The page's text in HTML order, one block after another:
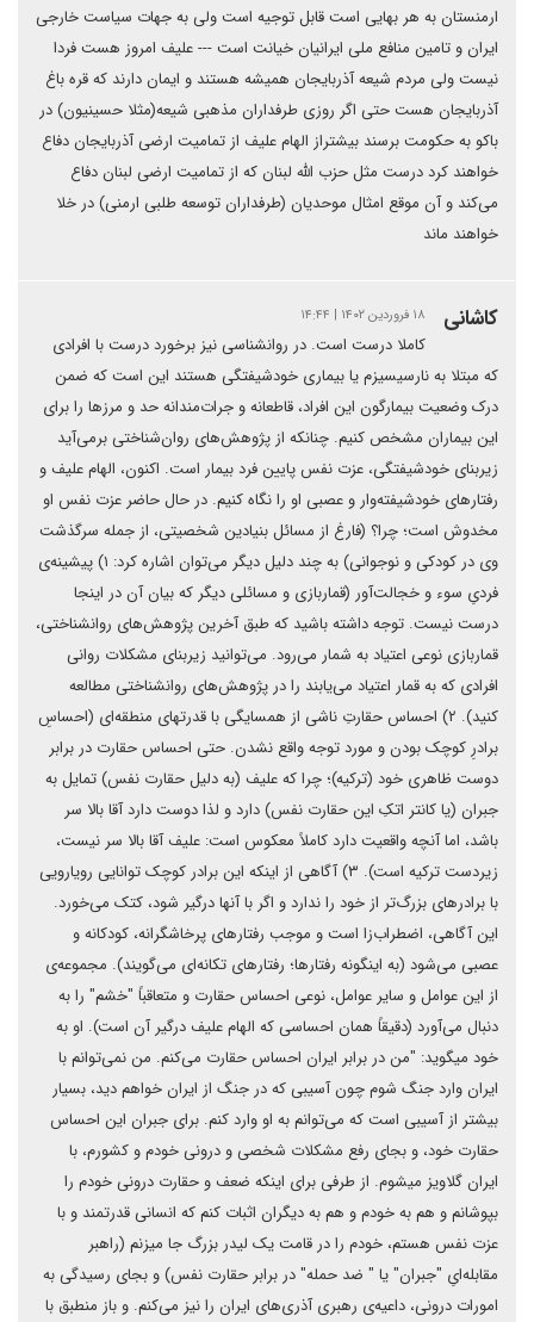
ارمنستان به هر بهایی است قابل توجیه است ولی به جهات سیاست خارجی
ایران و تامین منافع ملی ایرانیان خیانت است --- علیف امروز هست فردا
نیست ولی مردم شیعه آذربایجان همیشه هستند و ایمان دارند که قره باغ
آذربایجان هست حتی اگر روزی طرفداران مذهبی شیعه(مثلا حسینیون) در
باکو به حکومت برسند بیشتراز الهام علیف از تمامیت ارضی آذربایجان دفاع
خواهند کرد درست مثل حزب الله لبنان که از تمامیت ارضی لبنان دفاع
می‌کند و آن موقع امثال موحدیان (طرفداران توسعه طلبی ارمنی) در خلا
خواهند ماند
کاشانی ۱۸ فروردین ۱۴۰۲ | ۱۴:۴۴
کاملا درست است. در روانشناسی نیز برخورد درست با افرادی
که مبتلا به نارسیسیزم یا بیماری خودشیفتگی هستند این است که ضمن
درک وضعیت بیمارگون این افراد، قاطعانه و جرات‌مندانه حد و مرزها را برای
این بیماران مشخص کنیم. چنانکه از پژوهش‌های روان‌شناختی برمی‌آید
زیربنای خودشیفتگی، عزت نفس پایین فرد بیمار است. اکنون، الهام علیف و
رفتارهای خودشیفته‌وار و عصبی او را نگاه کنیم. در حال حاضر عزت نفس او
مخدوش است؛ چرا؟ (فارغ از مسائل بنیادین شخصیتی، از جمله سرگذشت
وی در کودکی و نوجوانی) به چند دلیل دیگر می‌توان اشاره کرد: ۱) پیشینه‌ی
فردیِ سوء و خجالت‌آور (قماربازی و مسائلی دیگر که بیان آن در اینجا
درست نیست. توجه داشته باشید که طبق آخرین پژوهش‌های روانشناختی،
قماربازی نوعی اعتیاد به شمار می‌رود. می‌توانید زیربنای مشکلات روانی
افرادی که به قمار اعتیاد می‌یابند را در پژوهش‌های روانشناختی مطالعه
کنید). ۲) احساس حقارتِ ناشی از همسایگی با قدرتهای منطقه‌ای (احساسِ
برادرِ کوچک بودن و مورد توجه واقع نشدن. حتی احساس حقارت در برابر
دوست ظاهری خود (ترکیه)؛ چرا که علیف (به دلیل حقارت نفس) تمایل به
جبران (یا کانتر اتکِ این حقارت نفس) دارد و لذا دوست دارد آقا بالا سر
باشد، اما آنچه واقعیت دارد کاملاً معکوس است: علیف آقا بالا سر نیست،
زیردست ترکیه است). ۳) آگاهی از اینکه این برادر کوچک توانایی رویارویی
با برادرهای بزرگ‌تر از خود را ندارد و اگر با آنها درگیر شود، کتک می‌خورد.
این آگاهی، اضطراب‌زا است و موجب رفتارهای پرخاشگرانه، کودکانه و
عصبی می‌شود (به اینگونه رفتارها؛ رفتارهای تکانه‌ای می‌گویند). مجموعه‌ی
از این عوامل و سایر عوامل، نوعی احساس حقارت و متعاقباً "خشم" را به
دنبال می‌آورد (دقیقاً همان احساسی که الهام علیف درگیر آن است). او به
خود میگوید: "من در برابر ایران احساس حقارت می‌کنم. من نمی‌توانم با
ایران وارد جنگ شوم چون آسیبی که در جنگ از ایران خواهم دید، بسیار
بیشتر از آسیبی است که می‌توانم به او وارد کنم. برای جبران این احساس
حقارت خود، و بجای رفع مشکلات شخصی و درونی خودم و کشورم، با
ایران گلاویز میشوم. از طرفی برای اینکه ضعف و حقارت درونی خودم را
بپوشانم و هم به خودم و هم به دیگران اثبات کنم که انسانی قدرتمند و با
عزت نفس هستم، خودم را در قامت یک لیدر بزرگ جا میزنم (راهبر
مقابله‌ایِ "جبران" یا " ضد حمله" در برابر حقارت نفس) و بجای رسیدگی به
امورات درونی، داعیه‌ی رهبری آذری‌های ایران را نیز می‌کنم. و باز منطبق با